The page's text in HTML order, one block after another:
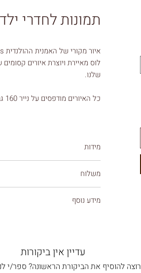
תמונות לחדרי
איור מקורי של האמנית ההולנדית Loes (סטודיו maa-noo)
לוס מאיירת ויוצרת איורים
שלנו.
כל האיורים מודפסים על נייר 160 גרם איכותי וממוחזר בגודל 30/40 ס"מ
מידות
משלוח
ניתן לבחור באיסוף עצמי ללא עלות מתל
מידע נוסף
עדיין אין ביקורות
רוצה להוסיף את הביקורת הראשונה? ספר/י